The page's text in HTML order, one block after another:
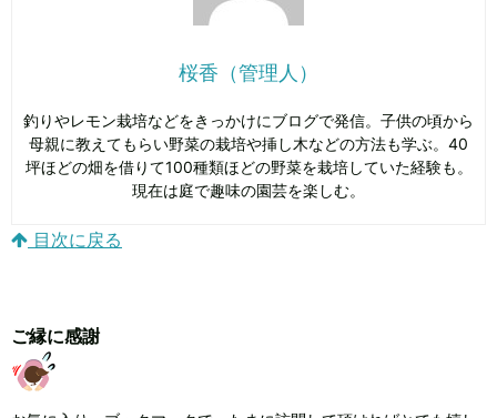
桜香（管理人）
釣りやレモン栽培などをきっかけにブログで発信。子供の頃から
母親に教えてもらい野菜の栽培や挿し木などの方法も学ぶ。40
坪ほどの畑を借りて100種類ほどの野菜を栽培していた経験も。
現在は庭で趣味の園芸を楽しむ。
目次に戻る
ご縁に感謝